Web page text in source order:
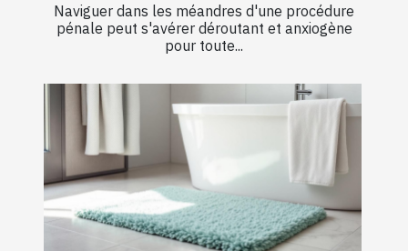
Naviguer dans les méandres d'une procédure
pénale peut s'avérer déroutant et anxiogène
pour toute...